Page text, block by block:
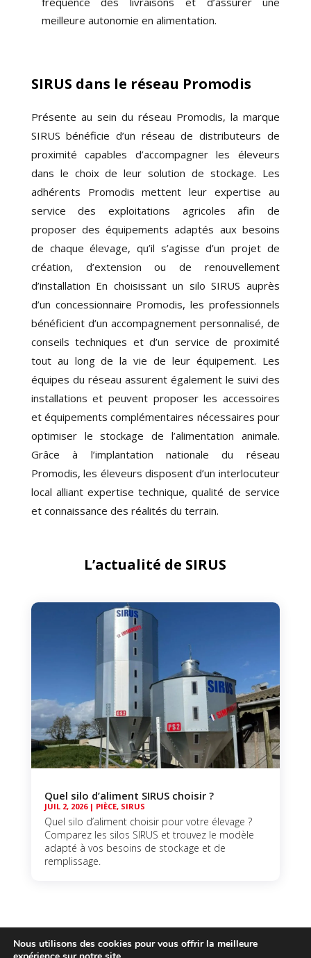
meilleure autonomie en alimentation.
SIRUS dans le réseau Promodis
Présente au sein du réseau Promodis, la marque
SIRUS bénéficie d’un réseau de distributeurs de
proximité capables d’accompagner les éleveurs
dans le choix de leur solution de stockage. Les
adhérents Promodis mettent leur expertise au
service des exploitations agricoles afin de
proposer des équipements adaptés aux besoins
de chaque élevage, qu’il s’agisse d’un projet de
création, d’extension ou de renouvellement
d’installation En choisissant un silo SIRUS auprès
d’un concessionnaire Promodis, les professionnels
bénéficient d’un accompagnement personnalisé, de
conseils techniques et d’un service de proximité
tout au long de la vie de leur équipement. Les
équipes du réseau assurent également le suivi des
installations et peuvent proposer les accessoires
et équipements complémentaires nécessaires pour
optimiser le stockage de l’alimentation animale.
Grâce à l’implantation nationale du réseau
Promodis, les éleveurs disposent d’un interlocuteur
local alliant expertise technique, qualité de service
et connaissance des réalités du terrain.
L’actualité de SIRUS
Quel silo d’aliment SIRUS choisir ?
JUIL 2, 2026| PIÈCE, SIRUS
Quel silo d’aliment choisir pour votre élevage ?
Comparez les silos SIRUS et trouvez le modèle
adapté à vos besoins de stockage et de
remplissage.
Nous utilisons des cookies pour vous offrir la meilleure